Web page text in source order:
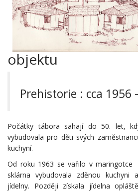
objektu
Prehistorie : cca 1956
Počátky tábora sahají do 50. let,
vybudovala pro děti svých
kuchyní.
Od roku 1963 se vařilo v maringotce
sklárna vybudovala zděnou kuchyni
jídelny. Později získala jídelna